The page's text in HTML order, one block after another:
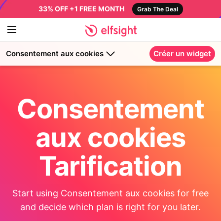
33% OFF +1 FREE MONTH Grab The Deal
Consentement aux cookies Créer un widget
Consentement
aux cookies
Tarification
Start using Consentement aux cookies for free
and decide which plan is right for you later.